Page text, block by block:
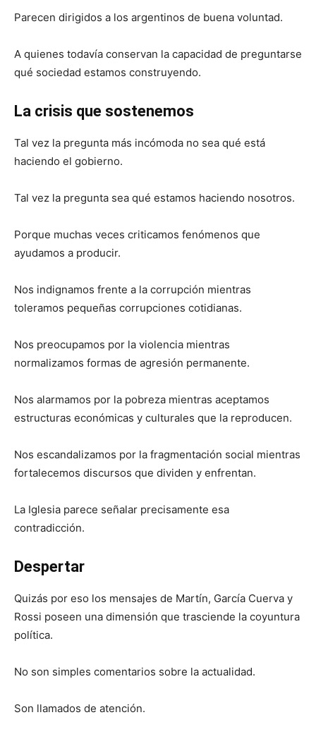
Parecen dirigidos a los argentinos de buena voluntad.
A quienes todavía conservan la capacidad de preguntarse
qué sociedad estamos construyendo.
La crisis que sostenemos
Tal vez la pregunta más incómoda no sea qué está
haciendo el gobierno.
Tal vez la pregunta sea qué estamos haciendo nosotros.
Porque muchas veces criticamos fenómenos que
ayudamos a producir.
Nos indignamos frente a la corrupción mientras
toleramos pequeñas corrupciones cotidianas.
Nos preocupamos por la violencia mientras
normalizamos formas de agresión permanente.
Nos alarmamos por la pobreza mientras aceptamos
estructuras económicas y culturales que la reproducen.
Nos escandalizamos por la fragmentación social mientras
fortalecemos discursos que dividen y enfrentan.
La Iglesia parece señalar precisamente esa
contradicción.
Despertar
Quizás por eso los mensajes de Martín, García Cuerva y
Rossi poseen una dimensión que trasciende la coyuntura
política.
No son simples comentarios sobre la actualidad.
Son llamados de atención.